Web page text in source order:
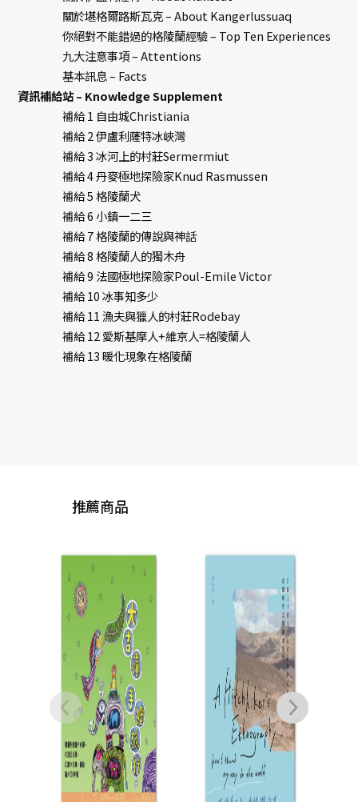
關於堪格爾路斯瓦克 – About Kangerlussuaq
你絕對不能錯過的格陵蘭經驗 – Top Ten Experiences
九大注意事項 – Attentions
基本訊息 – Facts
資訊補給站 – Knowledge Supplement
補給 1 自由城Christiania
補給 2 伊盧利薩特冰峽灣
補給 3 冰河上的村莊Sermermiut
補給 4 丹麥極地探險家Knud Rasmussen
補給 5 格陵蘭犬
補給 6 小鎮一二三
補給 7 格陵蘭的傳說與神話
補給 8 格陵蘭人的獨木舟
補給 9 法國極地探險家Poul-Emile Victor
補給 10 冰事知多少
補給 11 漁夫與獵人的村莊Rodebay
補給 12 愛斯基摩人+維京人=格陵蘭人
補給 13 暖化現象在格陵蘭
推薦商品
奧之細道
羽北陸行
週年經典